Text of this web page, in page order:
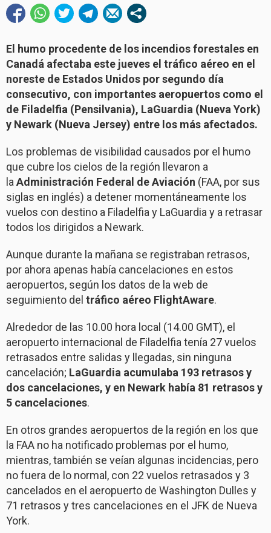
El humo procedente de los incendios forestales en
Canadá afectaba este jueves el tráfico aéreo en el
noreste de Estados Unidos por segundo día
consecutivo, con importantes aeropuertos como el
de Filadelfia (Pensilvania), LaGuardia (Nueva York)
y Newark (Nueva Jersey) entre los más afectados.
Los problemas de visibilidad causados por el humo
que cubre los cielos de la región llevaron a
la Administración Federal de Aviación (FAA, por sus
siglas en inglés) a detener momentáneamente los
vuelos con destino a Filadelfia y LaGuardia y a retrasar
todos los dirigidos a Newark.
Aunque durante la mañana se registraban retrasos,
por ahora apenas había cancelaciones en estos
aeropuertos, según los datos de la web de
seguimiento del tráfico aéreo FlightAware.
Alrededor de las 10.00 hora local (14.00 GMT), el
aeropuerto internacional de Filadelfia tenía 27 vuelos
retrasados entre salidas y llegadas, sin ninguna
cancelación; LaGuardia acumulaba 193 retrasos y
dos cancelaciones, y en Newark había 81 retrasos y
5 cancelaciones.
En otros grandes aeropuertos de la región en los que
la FAA no ha notificado problemas por el humo,
mientras, también se veían algunas incidencias, pero
no fuera de lo normal, con 22 vuelos retrasados y 3
cancelados en el aeropuerto de Washington Dulles y
71 retrasos y tres cancelaciones en el JFK de Nueva
York.